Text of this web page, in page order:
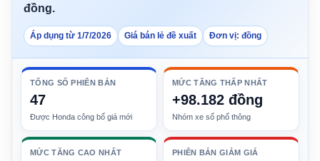
đồng.
Áp dụng từ 1/7/2026 Giá bán lẻ đề xuất Đơn vị: đồng
TỔNG SỐ PHIÊN BẢN
47
Được Honda công bố giá mới
MỨC TĂNG THẤP NHẤT
+98.182 đồng
Nhóm xe số phổ thông
MỨC TĂNG CAO NHẤT PHIÊN BẢN GIẢM GIÁ